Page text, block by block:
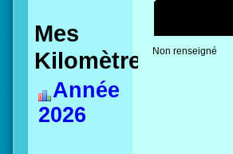
Mes
Kilomètres
Année
2026
Non renseigné